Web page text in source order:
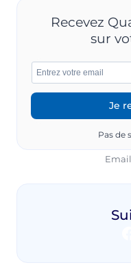
Recevez
sur
Pas de
Email